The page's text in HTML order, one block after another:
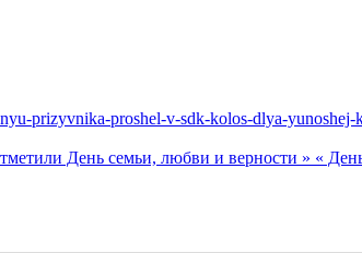
prizyvnika-proshel-v-sdk-kolos-dlya-yunoshej-
День семьи, любви и верности » «